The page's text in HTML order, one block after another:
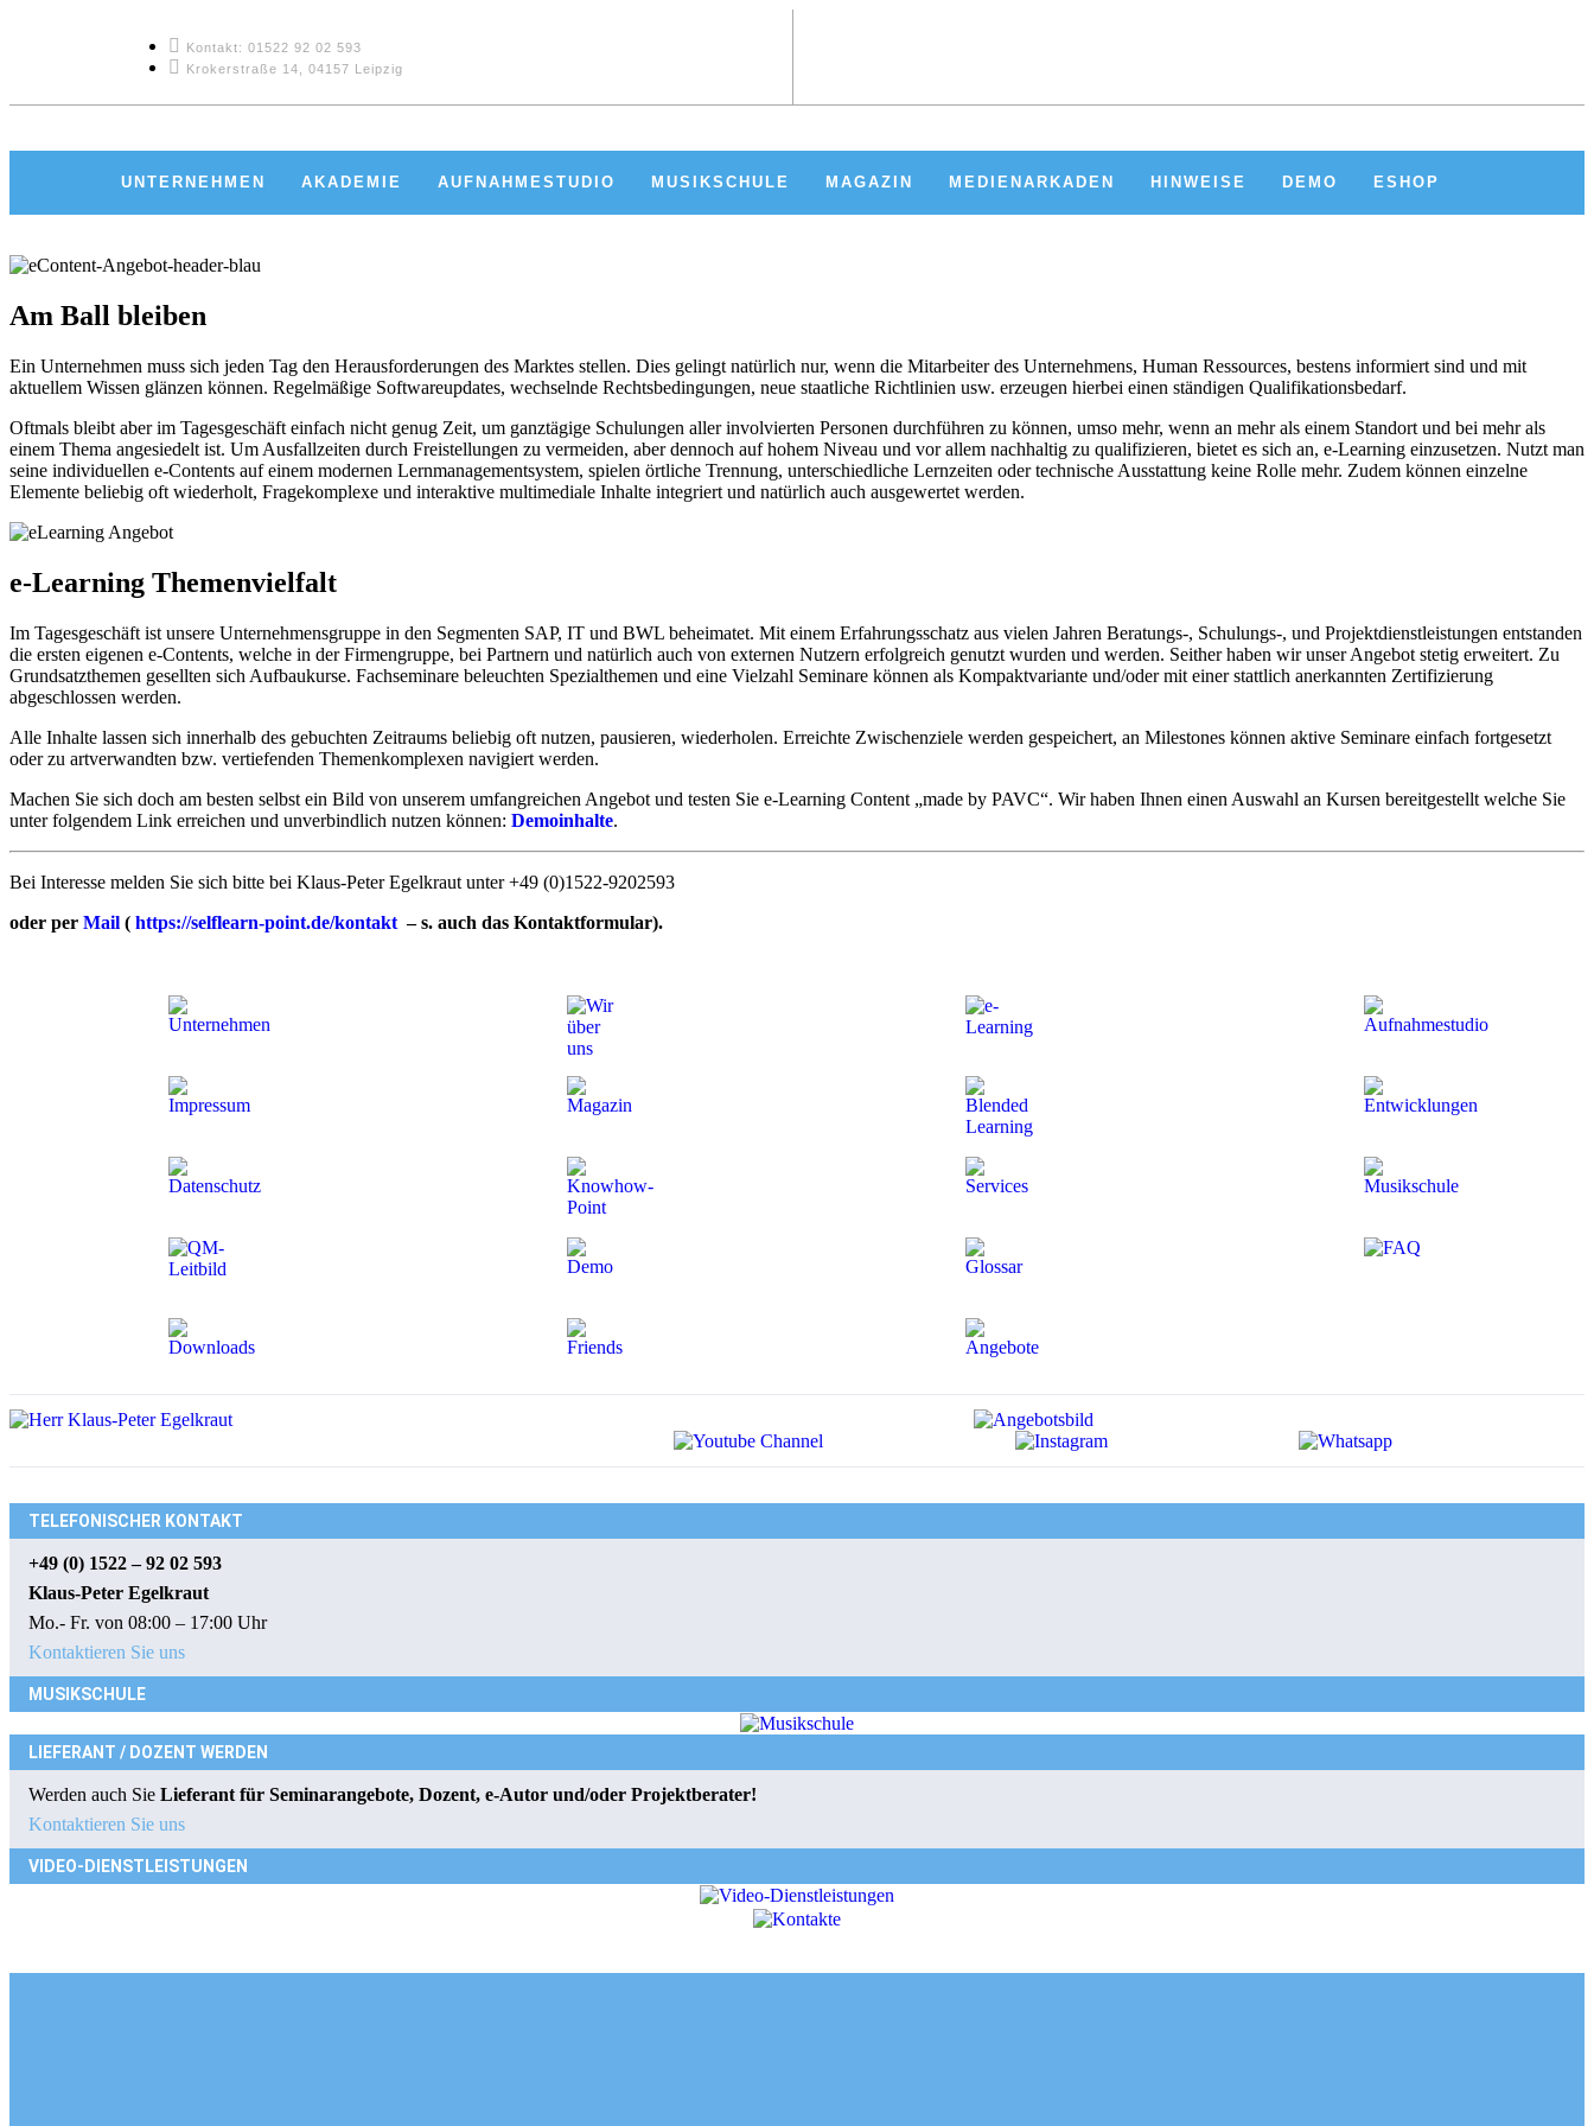
Kontakt: 01522 92 02 593
Krokerstraße 14, 04157 Leipzig
UNTERNEHMEN AKADEMIE AUFNAHMESTUDIO MUSIKSCHULE MAGAZIN MEDIENARKADEN HINWEISE DEMO ESHOP
Am Ball bleiben
Ein Unternehmen muss sich jeden Tag den Herausforderungen des Marktes stellen. Dies gelingt natürlich nur, wenn die Mitarbeiter des Unternehmens, Human Ressources, bestens informiert sind und mit
aktuellem Wissen glänzen können. Regelmäßige Softwareupdates, wechselnde Rechtsbedingungen, neue staatliche Richtlinien usw. erzeugen hierbei einen ständigen Qualifikationsbedarf.
Oftmals bleibt aber im Tagesgeschäft einfach nicht genug Zeit, um ganztägige Schulungen aller involvierten Personen durchführen zu können, umso mehr, wenn an mehr als einem Standort und bei mehr als
einem Thema angesiedelt ist. Um Ausfallzeiten durch Freistellungen zu vermeiden, aber dennoch auf hohem Niveau und vor allem nachhaltig zu qualifizieren, bietet es sich an, e-Learning einzusetzen. Nutzt man
seine individuellen e-Contents auf einem modernen Lernmanagementsystem, spielen örtliche Trennung, unterschiedliche Lernzeiten oder technische Ausstattung keine Rolle mehr. Zudem können einzelne
Elemente beliebig oft wiederholt, Fragekomplexe und interaktive multimediale Inhalte integriert und natürlich auch ausgewertet werden.
e-Learning Themenvielfalt
Im Tagesgeschäft ist unsere Unternehmensgruppe in den Segmenten SAP, IT und BWL beheimatet. Mit einem Erfahrungsschatz aus vielen Jahren Beratungs-, Schulungs-, und Projektdienstleistungen entstanden
die ersten eigenen e-Contents, welche in der Firmengruppe, bei Partnern und natürlich auch von externen Nutzern erfolgreich genutzt wurden und werden. Seither haben wir unser Angebot stetig erweitert. Zu
Grundsatzthemen gesellten sich Aufbaukurse. Fachseminare beleuchten Spezialthemen und eine Vielzahl Seminare können als Kompaktvariante und/oder mit einer stattlich anerkannten Zertifizierung
abgeschlossen werden.
Alle Inhalte lassen sich innerhalb des gebuchten Zeitraums beliebig oft nutzen, pausieren, wiederholen. Erreichte Zwischenziele werden gespeichert, an Milestones können aktive Seminare einfach fortgesetzt
oder zu artverwandten bzw. vertiefenden Themenkomplexen navigiert werden.
Machen Sie sich doch am besten selbst ein Bild von unserem umfangreichen Angebot und testen Sie e-Learning Content „made by PAVC“. Wir haben Ihnen einen Auswahl an Kursen bereitgestellt welche Sie
unter folgendem Link erreichen und unverbindlich nutzen können: Demoinhalte.
Bei Interesse melden Sie sich bitte bei Klaus-Peter Egelkraut unter +49 (0)1522-9202593
oder per Mail ( https://selflearn-point.de/kontakt – s. auch das Kontaktformular).
TELEFONISCHER KONTAKT
+49 (0) 1522 – 92 02 593
Klaus-Peter Egelkraut
Mo.- Fr. von 08:00 – 17:00 Uhr
Kontaktieren Sie uns
MUSIKSCHULE
LIEFERANT / DOZENT WERDEN
Werden auch Sie Lieferant für Seminarangebote, Dozent, e-Autor und/oder Projektberater!
Kontaktieren Sie uns
VIDEO-DIENSTLEISTUNGEN